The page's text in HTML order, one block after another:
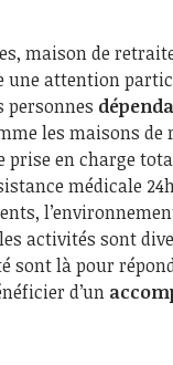
maison de
une attention
personnes
les maisons
prise en charge
médicale
activités sont
sont là pour
d’un